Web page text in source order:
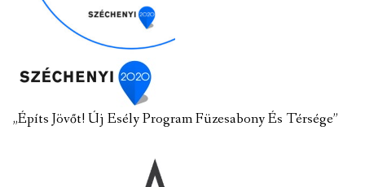
„Építs Jövőt! Új Esély Program Füzesabony És Térsége”